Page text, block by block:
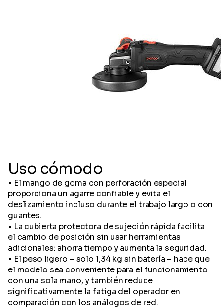
Uso cómodo
• El mango de goma con perforación especial
proporciona un agarre confiable y evita el
deslizamiento incluso durante el trabajo largo o con
guantes.
• La cubierta protectora de sujeción rápida facilita
el cambio de posición sin usar herramientas
adicionales: ahorra tiempo y aumenta la seguridad.
• El peso ligero – solo 1,34 kg sin batería – hace que
el modelo sea conveniente para el funcionamiento
con una sola mano, y también reduce
significativamente la fatiga del operador en
comparación con los análogos de red.